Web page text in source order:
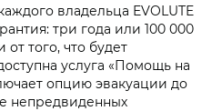
владельца EVOLUTE
три года или 100 000
того, что будет
услуга «Помощь на
опцию эвакуации до
непредвиденных